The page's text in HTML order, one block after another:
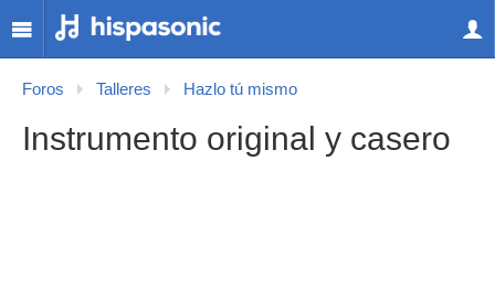
Foros Talleres Hazlo tú mismo
Instrumento original y casero